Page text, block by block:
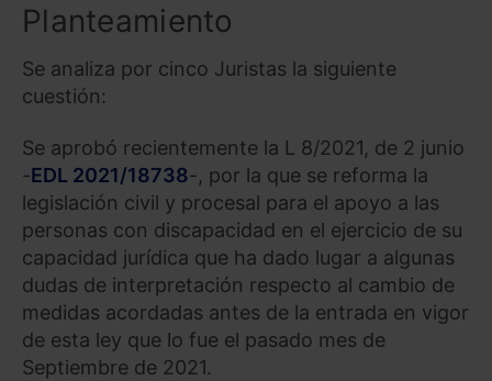
Planteamiento
Se analiza por cinco Juristas la siguiente
cuestión:
Se aprobó recientemente la L 8/2021, de 2 junio
-EDL 2021/18738-, por la que se reforma la
legislación civil y procesal para el apoyo a las
personas con discapacidad en el ejercicio de su
capacidad jurídica que ha dado lugar a algunas
dudas de interpretación respecto al cambio de
medidas acordadas antes de la entrada en vigor
de esta ley que lo fue el pasado mes de
Septiembre de 2021.